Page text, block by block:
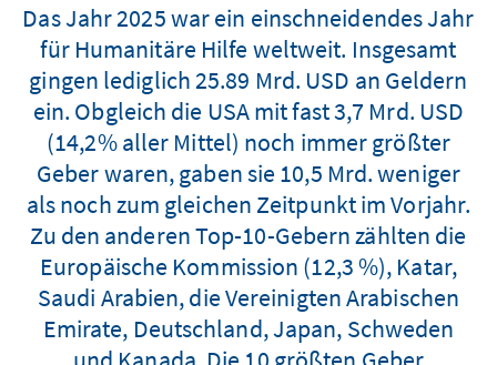
Das Jahr 2025 war ein einschneidendes Jahr
für Humanitäre Hilfe weltweit. Insgesamt
gingen lediglich 25.89 Mrd. USD an Geldern
ein. Obgleich die USA mit fast 3,7 Mrd. USD
(14,2% aller Mittel) noch immer größter
Geber waren, gaben sie 10,5 Mrd. weniger
als noch zum gleichen Zeitpunkt im Vorjahr.
Zu den anderen Top-10-Gebern zählten die
Europäische Kommission (12,3 %), Katar,
Saudi Arabien, die Vereinigten Arabischen
Emirate, Deutschland, Japan, Schweden